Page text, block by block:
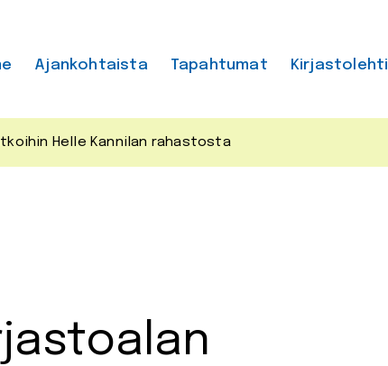
Ajankohtaista Tapahtumat Kirjastolehti
Helle Kannilan rahastosta